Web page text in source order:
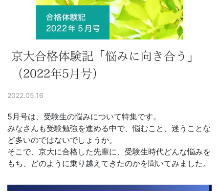
京
に
強
い
Ｚ
京大合格体験記「悩みに向き合う」
（2022年5月号）
2022.05.16
5月号は、受験生の悩みについて特集です。
みなさんも受験勉強を進める中で、悩むこと、迷うことな
ど多いのではないでしょうか。
そこで、京大に合格した先輩に、受験生時代どんな悩みを
もち、どのように乗り越えてきたのかを聞いてみました。